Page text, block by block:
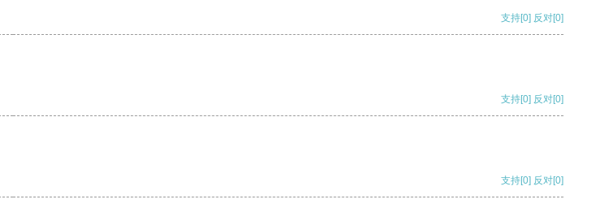
支持[0] 反对[0]
支持[0] 反对[0]
支持[0] 反对[0]